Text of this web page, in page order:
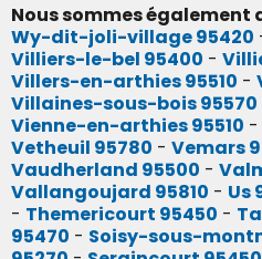
Nous sommes également
Wy-dit-joli-village 95420
Villiers-le-bel 95400 -
Villers-en-arthies 95510 -
Villaines-sous-bois 95570
Vienne-en-arthies 95510 -
Vetheuil 95780 - Vemars
Vaudherland 95500 -
Vallangoujard 95810 - Us
- Themericourt 95450 -
95470 - Soisy-sous-